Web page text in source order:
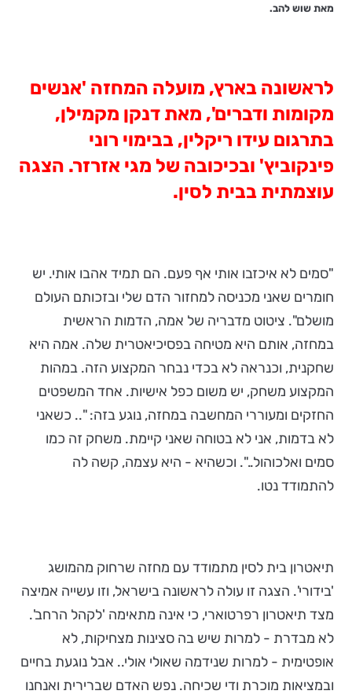
מאת שוש להב.
לראשונה בארץ, מועלה המחזה 'אנשים
מקומות ודברים', מאת דנקן מקמילן,
בתרגום עידו ריקלין, בבימוי רוני
פינקוביץ' ובכיכובה של מגי אזרזר. הצגה
עוצמתית בבית לסין.
"סמים לא איכזבו אותי אף פעם. הם תמיד אהבו אותי. יש
חומרים שאני מכניסה למחזור הדם שלי ובזכותם העולם
מושלם". ציטוט מדבריה של אמה, הדמות הראשית
במחזה, אותם היא מטיחה בפסיכיאטרית שלה. אמה היא
שחקנית, וכנראה לא בכדי נבחר המקצוע הזה. במהות
המקצוע משחק, יש משום כפל אישיות. אחד המשפטים
החזקים ומעוררי המחשבה במחזה, נוגע בזה: ".. כשאני
לא בדמות, אני לא בטוחה שאני קיימת. משחק זה כמו
סמים ואלכוהול..". וכשהיא - היא עצמה, קשה לה
להתמודד נטו.
תיאטרון בית לסין מתמודד עם מחזה שרחוק מהמושג
'בידורי'. הצגה זו עולה לראשונה בישראל, וזו עשייה אמיצה
מצד תיאטרון רפרטוארי, כי אינה מתאימה 'לקהל הרחב'.
לא מבדרת - למרות שיש בה סצינות מצחיקות, לא
אופטימית - למרות שנידמה שאולי אולי.. אבל נוגעת בחיים
ובמציאות מוכרת ודי שכיחה. נפש האדם שברירית ואנחנו